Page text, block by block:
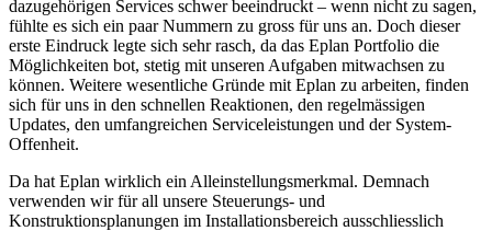
dazugehörigen Services schwer beeindruckt – wenn nicht zu sagen,
fühlte es sich ein paar Nummern zu gross für uns an. Doch dieser
erste Eindruck legte sich sehr rasch, da das Eplan Portfolio die
Möglichkeiten bot, stetig mit unseren Aufgaben mitwachsen zu
können. Weitere wesentliche Gründe mit Eplan zu arbeiten, finden
sich für uns in den schnellen Reaktionen, den regelmässigen
Updates, den umfangreichen Serviceleistungen und der System-
Offenheit.
Da hat Eplan wirklich ein Alleinstellungsmerkmal. Demnach
verwenden wir für all unsere Steuerungs- und
Konstruktionsplanungen im Installationsbereich ausschliesslich